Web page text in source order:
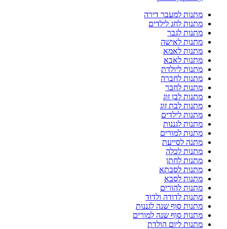
מתנות למעבר דירה
מתנות לחג לילדים
מתנות לגבר
מתנות לאישה
מתנות לאמא
מתנות לאבא
מתנות ליולדת
מתנות לחברה
מתנות לחבר
מתנות לבן זוג
מתנות לבת זוג
מתנות לילדים
מתנות לגננות
מתנות למורים
מתנה לסייעת
מתנות לכלה
מתנות לחתן
מתנות לסבתא
מתנות לסבא
מתנות להורים
מתנות לדודה ולדוד
מתנות סוף שנה לגננות
מתנות סוף שנה למורים
מתנות ליום הולדת